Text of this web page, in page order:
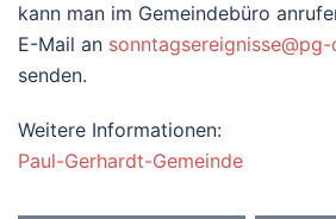
kann man im Gemeindebüro
E-Mail an
senden.
Weitere Informationen:
Paul-Gerhardt-Gemeinde